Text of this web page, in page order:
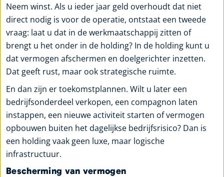
Neem winst. Als u ieder jaar geld overhoudt dat niet
direct nodig is voor de operatie, ontstaat een tweede
vraag: laat u dat in de werkmaatschappij zitten of
brengt u het onder in de holding? In de holding kunt u
dat vermogen afschermen en doelgerichter inzetten.
Dat geeft rust, maar ook strategische ruimte.
En dan zijn er toekomstplannen. Wilt u later een
bedrijfsonderdeel verkopen, een compagnon laten
instappen, een nieuwe activiteit starten of vermogen
opbouwen buiten het dagelijkse bedrijfsrisico? Dan is
een holding vaak geen luxe, maar logische
infrastructuur.
Bescherming van vermogen